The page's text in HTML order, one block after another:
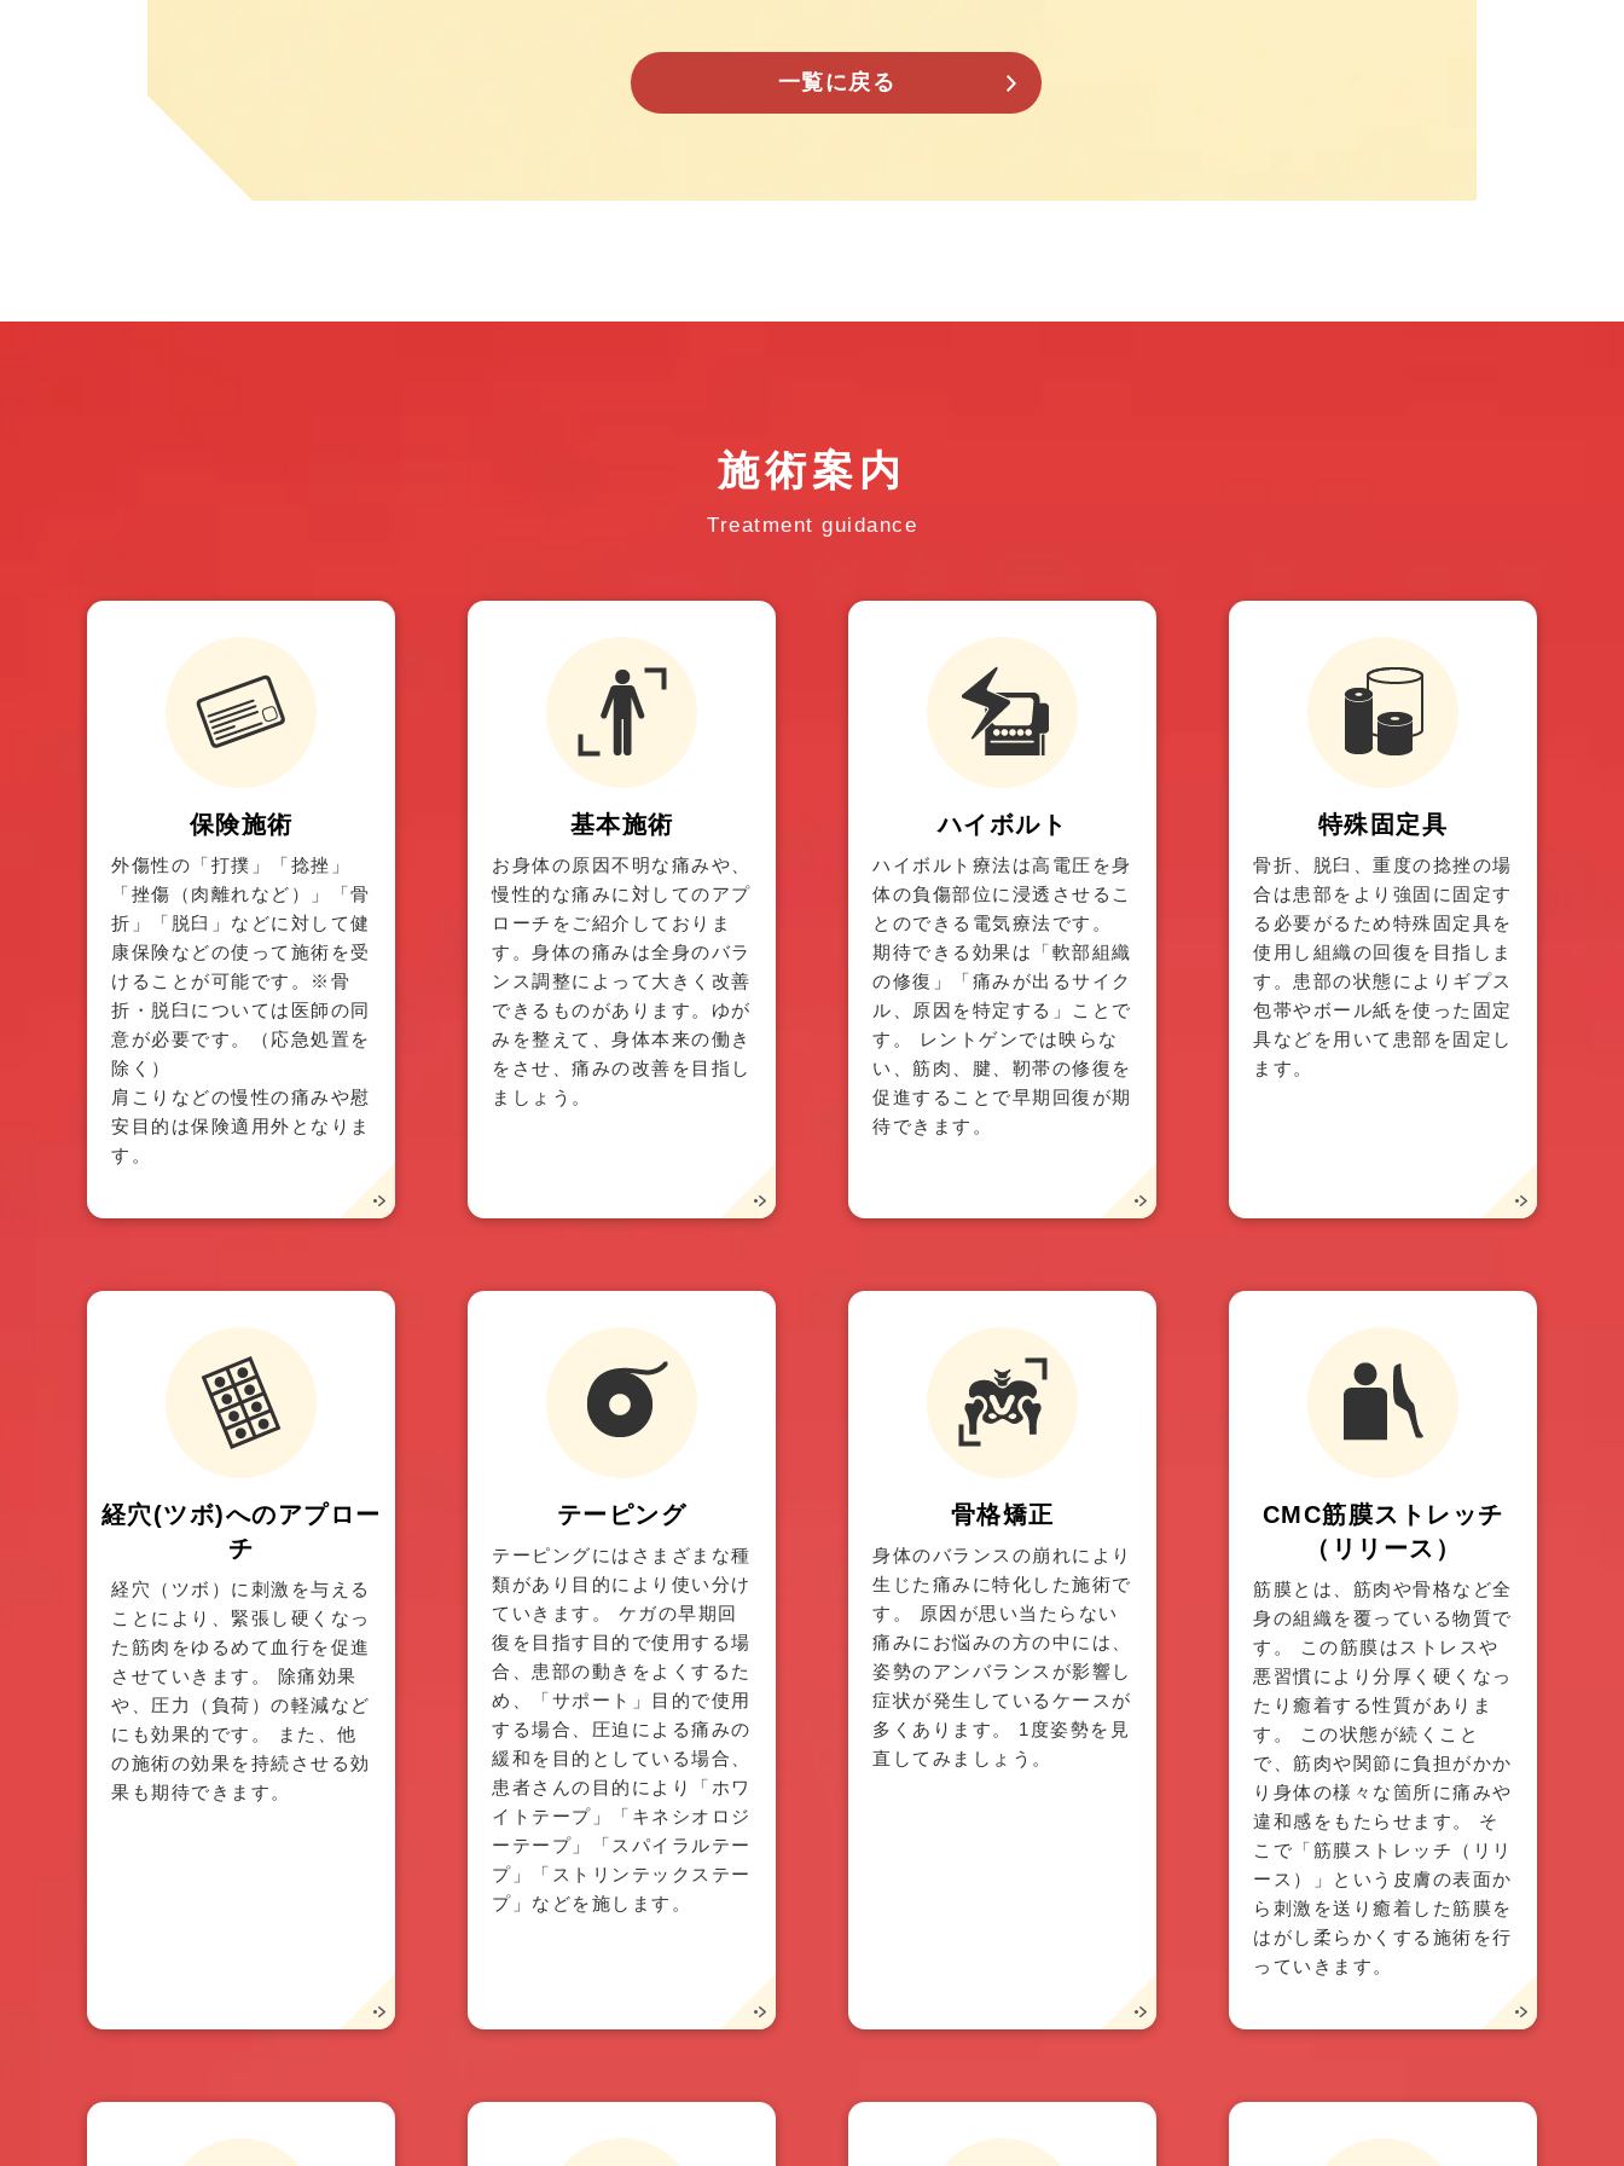
一覧に戻る
施術案内
Treatment guidance
保険施術
外傷性の「打撲」「捻挫」
「挫傷（肉離れなど）」「骨
折」「脱臼」などに対して健
康保険などの使って施術を受
けることが可能です。※骨
折・脱臼については医師の同
意が必要です。（応急処置を
除く）
肩こりなどの慢性の痛みや慰
安目的は保険適用外となりま
す。
基本施術
お身体の原因不明な痛みや、
慢性的な痛みに対してのアプ
ローチをご紹介しておりま
す。身体の痛みは全身のバラ
ンス調整によって大きく改善
できるものがあります。ゆが
みを整えて、身体本来の働き
をさせ、痛みの改善を目指し
ましょう。
ハイボルト
ハイボルト療法は高電圧を身
体の負傷部位に浸透させるこ
とのできる電気療法です。
期待できる効果は「軟部組織
の修復」「痛みが出るサイク
ル、原因を特定する」ことで
す。 レントゲンでは映らな
い、筋肉、腱、靭帯の修復を
促進することで早期回復が期
待できます。
特殊固定具
骨折、脱臼、重度の捻挫の場
合は患部をより強固に固定す
る必要がるため特殊固定具を
使用し組織の回復を目指しま
す。患部の状態によりギプス
包帯やボール紙を使った固定
具などを用いて患部を固定し
ます。
経穴(ツボ)へのアプロー
チ
経穴（ツボ）に刺激を与える
ことにより、緊張し硬くなっ
た筋肉をゆるめて血行を促進
させていきます。 除痛効果
や、圧力（負荷）の軽減など
にも効果的です。 また、他
の施術の効果を持続させる効
果も期待できます。
テーピング
テーピングにはさまざまな種
類があり目的により使い分け
ていきます。 ケガの早期回
復を目指す目的で使用する場
合、患部の動きをよくするた
め、「サポート」目的で使用
する場合、圧迫による痛みの
緩和を目的としている場合、
患者さんの目的により「ホワ
イトテープ」「キネシオロジ
ーテープ」「スパイラルテー
プ」「ストリンテックステー
プ」などを施します。
骨格矯正
身体のバランスの崩れにより
生じた痛みに特化した施術で
す。 原因が思い当たらない
痛みにお悩みの方の中には、
姿勢のアンバランスが影響し
症状が発生しているケースが
多くあります。 1度姿勢を見
直してみましょう。
CMC筋膜ストレッチ
（リリース）
筋膜とは、筋肉や骨格など全
身の組織を覆っている物質で
す。 この筋膜はストレスや
悪習慣により分厚く硬くなっ
たり癒着する性質がありま
す。 この状態が続くこと
で、筋肉や関節に負担がかか
り身体の様々な箇所に痛みや
違和感をもたらせます。 そ
こで「筋膜ストレッチ（リリ
ース）」という皮膚の表面か
ら刺激を送り癒着した筋膜を
はがし柔らかくする施術を行
っていきます。